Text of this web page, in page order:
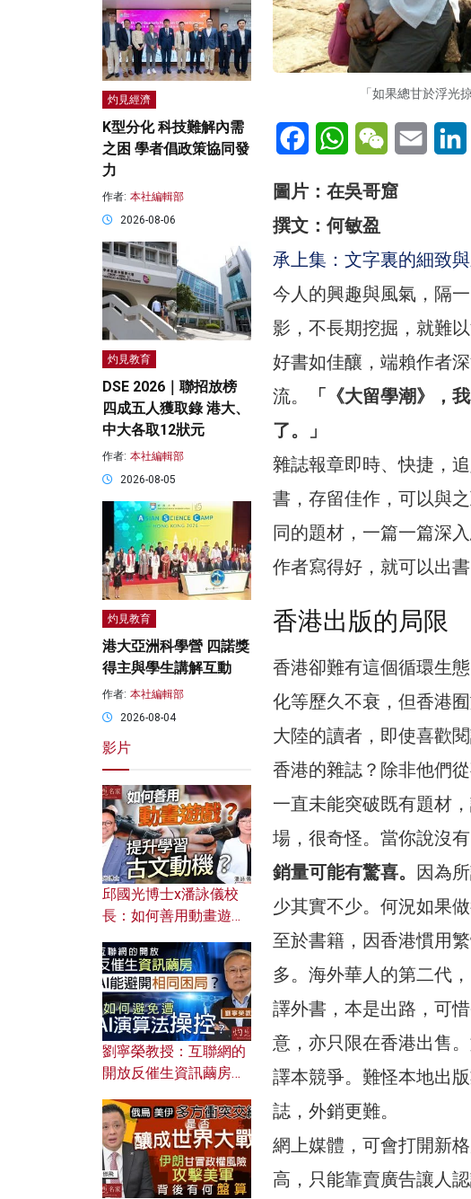
「如果總甘於浮光
FacebookWhatsAppWeChatEmail
圖片：在吳哥窟
撰文：何敏盈
承上集：文字裏的細致
今人的興趣與風氣，隔
影，不長期挖掘，就難
好書如佳釀，端賴作者
流。
「《大留學潮》，
了。」
雜誌報章即時、快捷，
書，存留佳作，可以與
同的題材，一篇一篇深
作者寫得好，就可以出
香港出版的局限
香港卻難有這個循環生
化等歷久不衰，但香港
大陸的讀者，即使喜歡
香港的雜誌？除非他們從
一直未能突破既有題材
場，很奇怪。當你說沒有
銷量可能有驚喜。 因為
少其實不少。何況如果
至於書籍，因香港慣用
多。海外華人的第二代
譯外書，本是出路，可
意，亦只限在香港出售
譯本競爭。難怪本地出
誌，外銷更難。
網上媒體，可會打開新
高，只能靠賣廣告讓人
灼見經濟
K型分化 科技難解內需
之困 學者倡政策協同發
力
作者: 本社編輯部
2026-08-06
灼見教育
DSE 2026｜聯招放榜
四成五人獲取錄 港大、
中大各取12狀元
作者: 本社編輯部
2026-08-05
灼見教育
港大亞洲科學營 四諾獎
得主與學生講解互動
作者: 本社編輯部
2026-08-04
影片
邱國光博士x潘詠儀校
長：如何善用動畫遊戲
劉寧榮教授：互聯網的
開放反催生資訊繭房，
何避免遭AI演算法操
控？